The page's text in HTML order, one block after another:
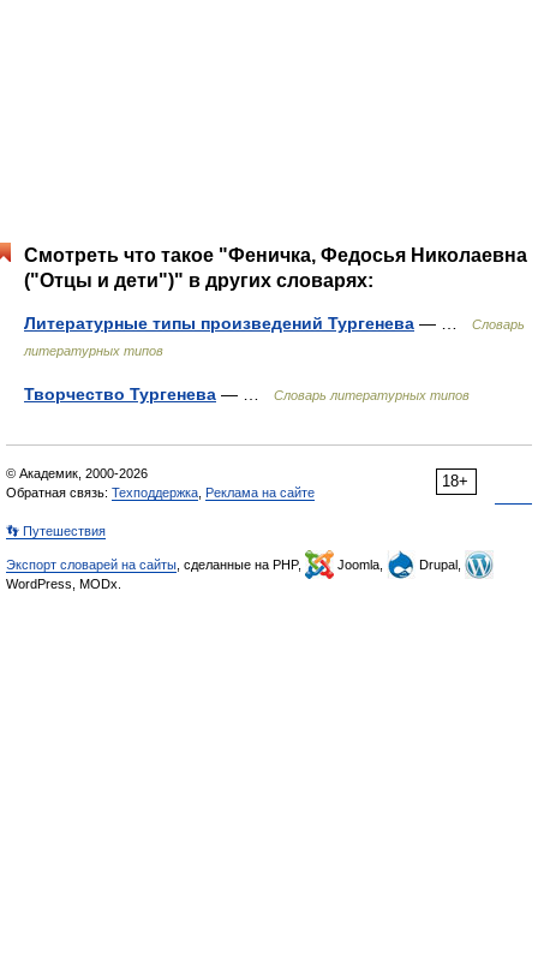
Смотреть что такое "Феничка, Федосья Николаевна
("Отцы и дети")" в других словарях:
Литературные типы произведений Тургенева — …
Словарь
литературных типов
Творчество Тургенева — … Словарь литературных типов
18+
© Академик, 2000-2026
Обратная связь: Техподдержка Реклама на сайте
👣 Путешествия
Экспорт словарей на сайты , сделанные на PHP, Joomla,
Drupal,
WordPress, MODx.